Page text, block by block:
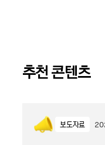
추천 콘텐츠
보도자료